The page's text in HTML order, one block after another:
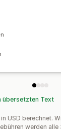
übersetzten Text
USD berechnet.
werden alle